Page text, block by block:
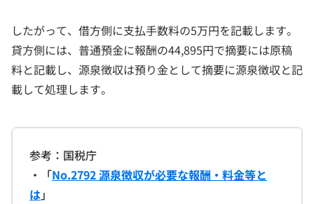
したがって、借方側に支払手数料の5万円を記載します。
貸方側には、普通預金に報酬の44,895円で摘要には原稿
料と記載し、源泉徴収は預り金として摘要に源泉徴収と記
載して処理します。
参考：国税庁
・「No.2792 源泉徴収が必要な報酬・料金等と
は」